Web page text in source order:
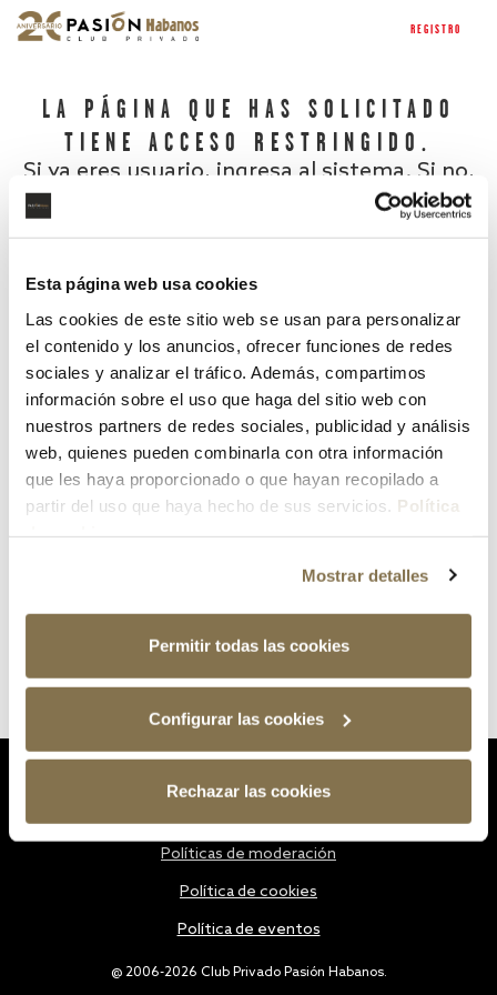
Esta página web usa cookies
Las cookies de este sitio web se usan para personalizar
el contenido y los anuncios, ofrecer funciones de redes
sociales y analizar el tráfico. Además, compartimos
información sobre el uso que haga del sitio web con
nuestros partners de redes sociales, publicidad y análisis
web, quienes pueden combinarla con otra información
que les haya proporcionado o que hayan recopilado a
partir del uso que haya hecho de sus servicios. Política
Mostrar detalles
Permitir todas las cookies
Configurar las cookies
Rechazar las cookies
REGISTRO
LA PÁGINA QUE HAS SOLICITADO
TIENE ACCESO RESTRINGIDO.
Si ya eres usuario, ingresa al sistema. Si no,
¿Has olvidado tu contraseña?
@ 2006-2026 Club Privado Pasión Habanos.
Políticas de moderación
Política de cookies
Política de eventos